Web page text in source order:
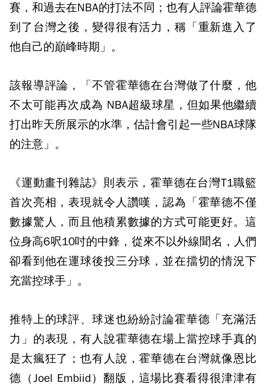
賽，和過去在NBA的打法不同；也有人評論霍華德
到了台灣之後，變得很有活力，稱「重新進入了
他自己的巔峰時期」。
該報導評論，「不管霍華德在台灣做了什麼，他
不太可能再次成為 NBA超級球星，但如果他繼續
打出昨天所展示的水準，估計會引起一些NBA球隊
的注意」。
《運動畫刊雜誌》則表示，霍華德在台灣T1職籃
首次亮相，表現就令人讚嘆，認為「霍華德不僅
數據驚人，而且他積累數據的方式可能更好。這
位身高6呎10吋的中鋒，從來不以外線聞名，人們
卻看到他在運球後投三分球，並在擋切的情況下
充當控球手」。
推特上的球評、球迷也紛紛討論霍華德「充滿活
力」的表現，有人說霍華德在場上當控球手真的
是太瘋狂了；也有人說，霍華德在台灣就像恩比
德（Joel Embiid）翻版，這場比賽看得很津津有